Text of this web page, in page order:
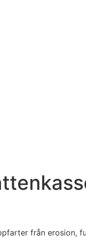
från erosion,